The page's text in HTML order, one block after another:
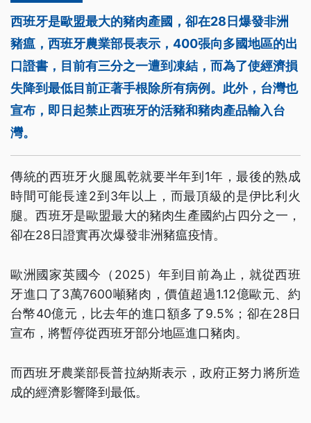
西班牙是歐盟最大的豬肉產國，卻在28日爆發非洲
豬瘟，西班牙農業部長表示，400張向多國地區的出
口證書，目前有三分之一遭到凍結，而為了使經濟損
失降到最低目前正著手根除所有病例。此外，台灣也
宣布，即日起禁止西班牙的活豬和豬肉產品輸入台
灣。
傳統的西班牙火腿風乾就要半年到1年，最後的熟成
時間可能長達2到3年以上，而最頂級的是伊比利火
腿。西班牙是歐盟最大的豬肉生產國約占四分之一，
卻在28日證實再次爆發非洲豬瘟疫情。
歐洲國家英國今（2025）年到目前為止，就從西班
牙進口了3萬7600噸豬肉，價值超過1.12億歐元、約
台幣40億元，比去年的進口額多了9.5%；卻在28日
宣布，將暫停從西班牙部分地區進口豬肉。
而西班牙農業部長普拉納斯表示，政府正努力將所造
成的經濟影響降到最低。